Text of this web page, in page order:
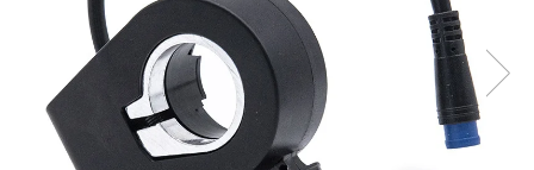
https://www.doctortrotineta.ro/lumini
Stop trotineta
Faruri
https://www.doctortrotineta.ro/cadru